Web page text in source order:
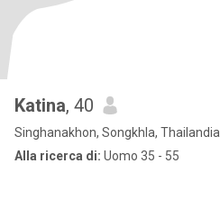
Katina, 40
Singhanakhon, Songkhla, Thailandia
Alla ricerca di: Uomo 35 - 55